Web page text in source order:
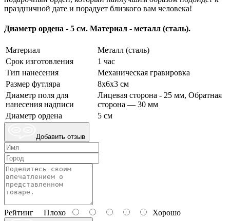
праздничной дате и порадует близкого вам человека!
Диаметр ордена - 5 см. Материал - металл (сталь).
Материал
Металл (сталь)
Срок изготовления
1 час
Тип нанесения
Механическая гравировка
Размер футляра
8х6х3 см
Диаметр поля для
нанесения надписи
Лицевая сторона - 25 мм, Обратная
сторона — 30 мм
Диаметр ордена
5 см
Добавить отзыв
Рейтинг Плохо Хорошо